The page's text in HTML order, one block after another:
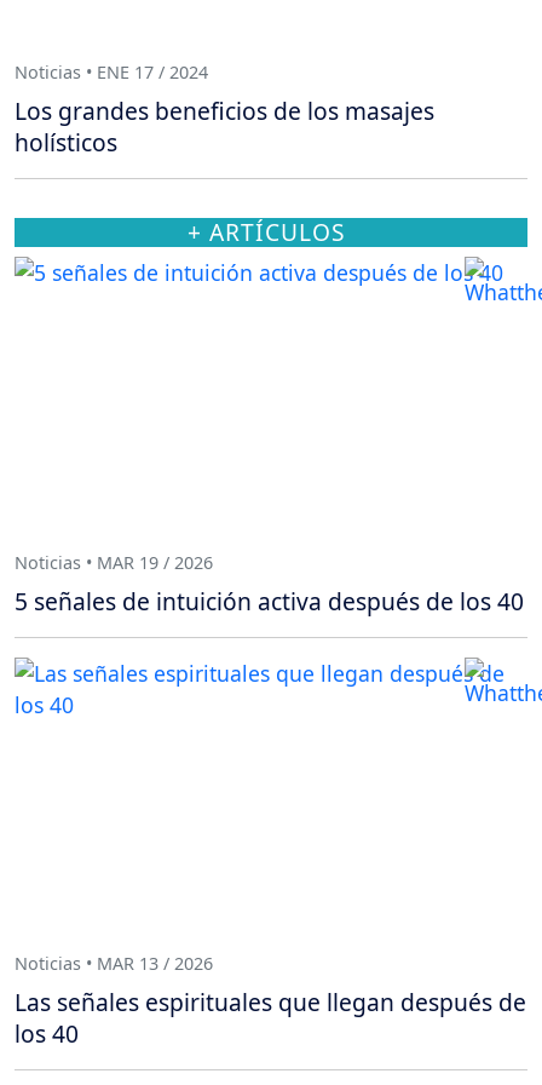
Noticias • ENE 17 / 2024
Los grandes beneficios de los masajes
holísticos
+ ARTÍCULOS
Noticias • MAR 19 / 2026
5 señales de intuición activa después de los 40
Noticias • MAR 13 / 2026
Las señales espirituales que llegan después de
los 40